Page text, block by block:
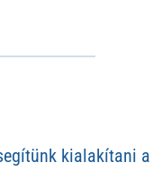
kialakítani a